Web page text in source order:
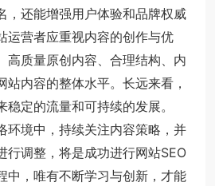
，还能增强用户体验和品牌权威
运营者应重视内容的创作与优
高质量原创内容、合理结构、内
站内容的整体水平。长远来看，
定的流量和可持续的发展。
境中，持续关注内容策略，并
行调整，将是成功进行网站SEO
中，唯有不断学习与创新，才能